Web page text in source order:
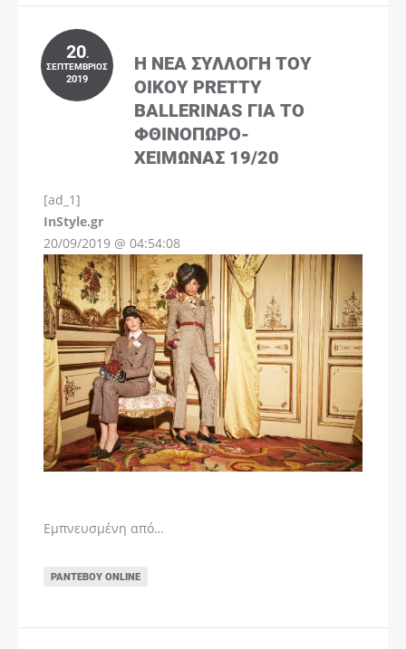
20.
ΣΕΠΤΈΜΒΡΙΟΣ
2019
Η ΝΈΑ ΣΥΛΛΟΓΉ ΤΟΥ
ΟΊΚΟΥ PRETTY
BALLERINAS ΓΙΑ ΤΟ
ΦΘΙΝΌΠΩΡΟ-
ΧΕΙΜΏΝΑΣ 19/20
[ad_1]
InStyle.gr
20/09/2019 @ 04:54:08
Εμπνευσμένη από…
ΡΑΝΤΕΒΟΎ ONLINE